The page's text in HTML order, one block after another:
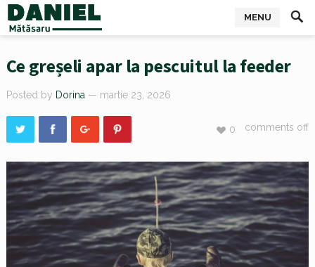
MENU
Ce greșeli apar la pescuitul la feeder
Posted by Dorina — martie 23, 2026
comments off
0